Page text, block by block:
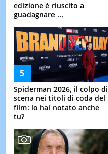
edizione è riuscito a
guadagnare ...
Spiderman 2026, il colpo di
scena nei titoli di coda del
film: lo hai notato anche
tu?